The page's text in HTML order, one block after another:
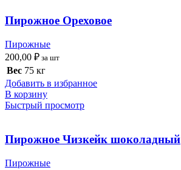
Пирожное Ореховое
Пирожные
200,00 ₽ за шт
Вес 75 кг
Добавить в избранное
В корзину
Быстрый просмотр
Пирожное Чизкейк шоколадный
Пирожные